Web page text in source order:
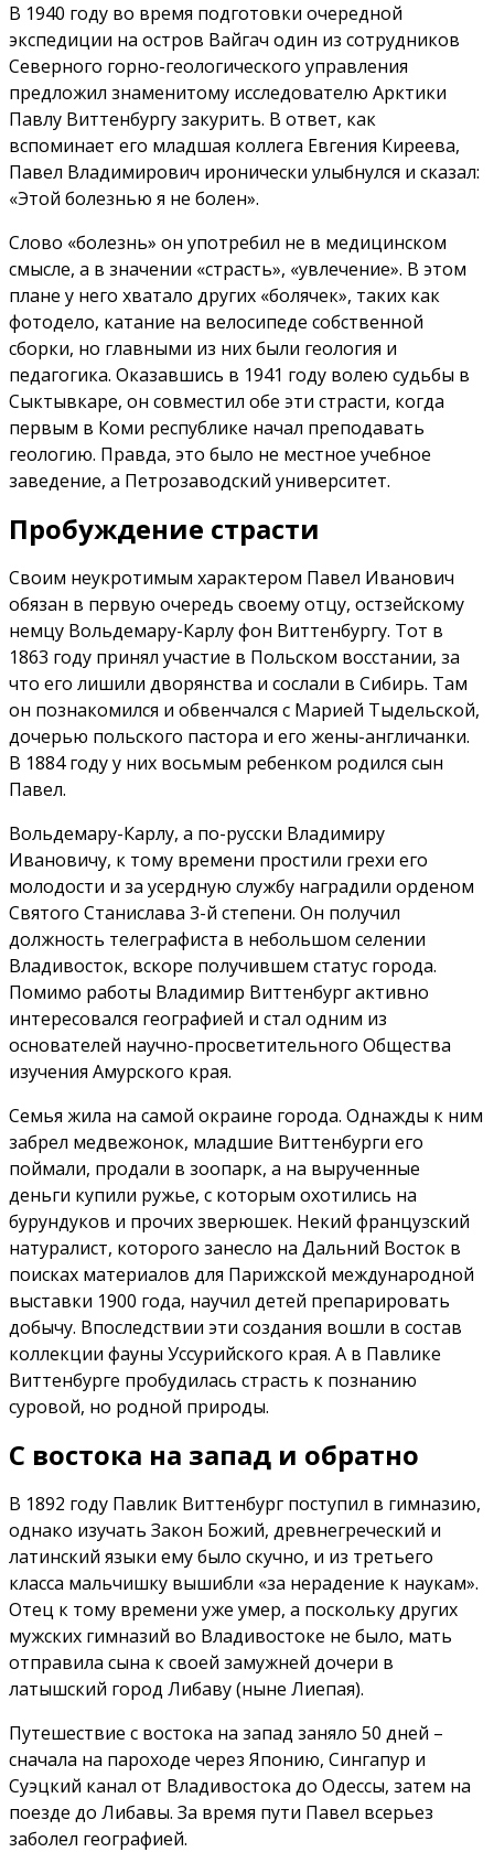
В 1940 году во время подготовки очередной
экспедиции на остров Вайгач один из сотрудников
Северного горно-геологического управления
предложил знаменитому исследователю Арктики
Павлу Виттенбургу закурить. В ответ, как
вспоминает его младшая коллега Евгения Киреева,
Павел Владимирович иронически улыбнулся и сказал:
«Этой болезнью я не болен».
Слово «болезнь» он употребил не в медицинском
смысле, а в значении «страсть», «увлечение». В этом
плане у него хватало других «болячек», таких как
фотодело, катание на велосипеде собственной
сборки, но главными из них были геология и
педагогика. Оказавшись в 1941 году волею судьбы в
Сыктывкаре, он совместил обе эти страсти, когда
первым в Коми республике начал преподавать
геологию. Правда, это было не местное учебное
заведение, а Петрозаводский университет.
Пробуждение страсти
Своим неукротимым характером Павел Иванович
обязан в первую очередь своему отцу, остзейскому
немцу Вольдемару-Карлу фон Виттенбургу. Тот в
1863 году принял участие в Польском восстании, за
что его лишили дворянства и сослали в Сибирь. Там
он познакомился и обвенчался с Марией Тыдельской,
дочерью польского пастора и его жены-англичанки.
В 1884 году у них восьмым ребенком родился сын
Павел.
Вольдемару-Карлу, а по-русски Владимиру
Ивановичу, к тому времени простили грехи его
молодости и за усердную службу наградили орденом
Святого Станислава 3-й степени. Он получил
должность телеграфиста в небольшом селении
Владивосток, вскоре получившем статус города.
Помимо работы Владимир Виттенбург активно
интересовался географией и стал одним из
основателей научно-просветительного Общества
изучения Амурского края.
Семья жила на самой окраине города. Однажды к ним
забрел медвежонок, младшие Виттенбурги его
поймали, продали в зоопарк, а на вырученные
деньги купили ружье, с которым охотились на
бурундуков и прочих зверюшек. Некий французский
натуралист, которого занесло на Дальний Восток в
поисках материалов для Парижской международной
выставки 1900 года, научил детей препарировать
добычу. Впоследствии эти создания вошли в состав
коллекции фауны Уссурийского края. А в Павлике
Виттенбурге пробудилась страсть к познанию
суровой, но родной природы.
С востока на запад и обратно
В 1892 году Павлик Виттенбург поступил в гимназию,
однако изучать Закон Божий, древнегреческий и
латинский языки ему было скучно, и из третьего
класса мальчишку вышибли «за нерадение к наукам».
Отец к тому времени уже умер, а поскольку других
мужских гимназий во Владивостоке не было, мать
отправила сына к своей замужней дочери в
латышский город Либаву (ныне Лиепая).
Путешествие с востока на запад заняло 50 дней –
сначала на пароходе через Японию, Сингапур и
Суэцкий канал от Владивостока до Одессы, затем на
поезде до Либавы. За время пути Павел всерьез
заболел географией.